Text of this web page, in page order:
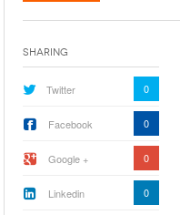
De Selección De
Expectativa Por
Van A Investigar
Orden Judicial En
Congelar 280
Sharing
Twitter 0
Facebook 0
Google + 0
Linkedin 0